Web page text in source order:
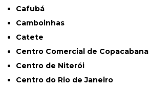
Cafubá
Camboinhas
Catete
Centro Comercial de Copacabana
Centro de Niterói
Centro do Rio de Janeiro